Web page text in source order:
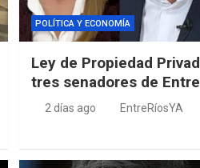
POLÍTICA Y ECONOMÍA
Ley de Propiedad
tres senadores de
2 días ago EntreRíosYA